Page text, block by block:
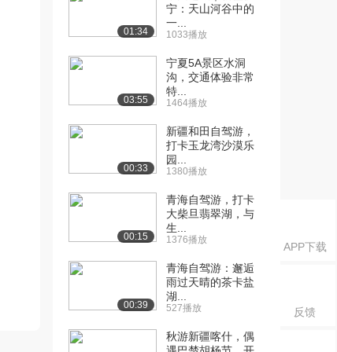
APP下载
反馈
01:34
宁：天山河谷中的
一...
1033播放
03:55
宁夏5A景区水洞
沟，交通体验非常
特...
1464播放
00:33
新疆和田自驾游，
打卡玉龙湾沙漠乐
园...
1380播放
00:15
青海自驾游，打卡
大柴旦翡翠湖，与
生...
1376播放
00:39
青海自驾游：邂逅
雨过天晴的茶卡盐
湖...
527播放
秋游新疆喀什，偶